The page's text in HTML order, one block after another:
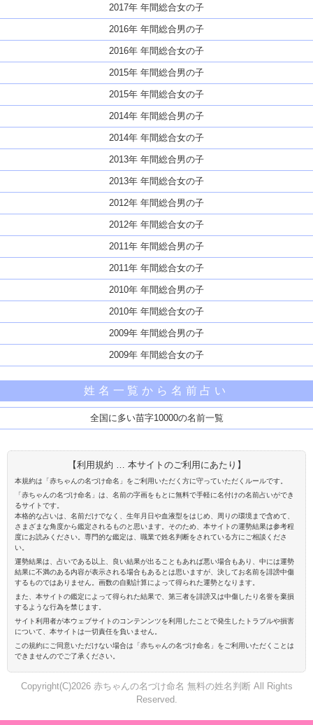
2017年 年間総合女の子
2016年 年間総合男の子
2016年 年間総合女の子
2015年 年間総合男の子
2015年 年間総合女の子
2014年 年間総合男の子
2014年 年間総合女の子
2013年 年間総合男の子
2013年 年間総合女の子
2012年 年間総合男の子
2012年 年間総合女の子
2011年 年間総合男の子
2011年 年間総合女の子
2010年 年間総合男の子
2010年 年間総合女の子
2009年 年間総合男の子
2009年 年間総合女の子
姓名一覧から名前占い
全国に多い苗字10000の名前一覧
【利用規約 … 本サイトのご利用にあたり】
本規約は「赤ちゃんの名づけ命名」をご利用いただく方に守っていただくルールです。
「赤ちゃんの名づけ命名」は、名前の字画をもとに無料で手軽に名付けの名前占いができ
るサイトです。
本格的な占いは、名前だけでなく、生年月日や血液型をはじめ、周りの環境まで含めて、
さまざまな角度から鑑定されるものと思います。そのため、本サイトの運勢結果は参考程
度にお読みください。専門的な鑑定は、職業で姓名判断をされている方にご相談くださ
い。
運勢結果は、占いである以上、良い結果が出ることもあれば悪い場合もあり、中には運勢
結果に不満のある内容が表示される場合もあるとは思いますが、決してお名前を誹謗中傷
するものではありません。画数の自動計算によって得られた運勢となります。
また、本サイトの鑑定によって得られた結果で、第三者を誹謗又は中傷したり名誉を棄損
するような行為を禁じます。
サイト利用者が本ウェブサイトのコンテンンツを利用したことで発生したトラブルや損害
について、本サイトは一切責任を負いません。
この規約にご同意いただけない場合は「赤ちゃんの名づけ命名」をご利用いただくことは
できませんのでご了承ください。
Copyright(C)2026 赤ちゃんの名づけ命名 無料の姓名判断 All Rights
Reserved.